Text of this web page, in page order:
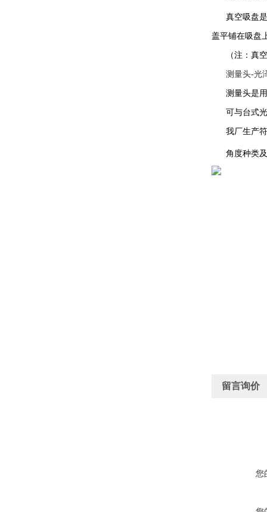
真空吸盘
盖平铺在吸盘
（注：真
测量头-光
测量头是
可与台式光
我厂生产符
角度种类及
留言询价
您